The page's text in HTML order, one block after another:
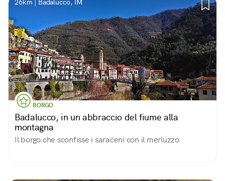
26km | Badalucco, IM
BORGO
Badalucco, in un abbraccio del fiume alla
montagna
Il borgo che sconfisse i saraceni con il merluzzo